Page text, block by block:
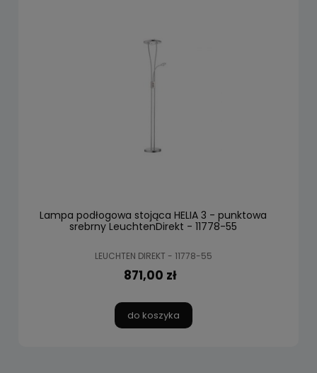
Lampa podłogowa stojąca HELIA 3 - punktowa
srebrny LeuchtenDirekt - 11778-55
LEUCHTEN DIREKT - 11778-55
871,00 zł
do koszyka